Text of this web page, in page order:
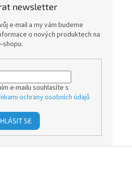
newsletter
e-mail a my vám budeme
o nových produktech na
shopu.
e-mailu souhlasíte s
ochrany osobních údajů
SE